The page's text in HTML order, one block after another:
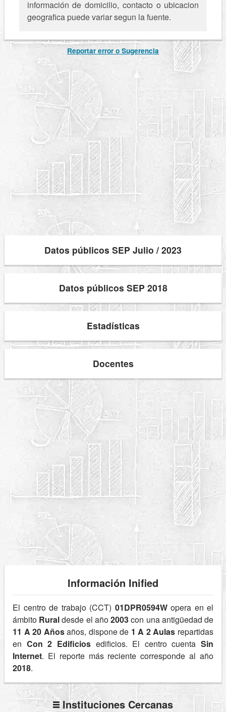
información de domicilio, contacto o ubicacion
geografica puede variar segun la fuente.
Reportar error o Sugerencia
Datos públicos SEP Julio / 2023
Datos públicos SEP 2018
Estadísticas
Docentes
Información Inified
El centro de trabajo (CCT) 01DPR0594Wopera en el
ámbito Ruraldesde el año2003con una antigüedad de
11 A 20 Añosaños, dispone de 1 A 2 Aulas repartidas
en Con 2 Edificiosedificios. El centro cuenta Sin
Internet. El reporte más reciente corresponde al año
2018.
Instituciones Cercanas